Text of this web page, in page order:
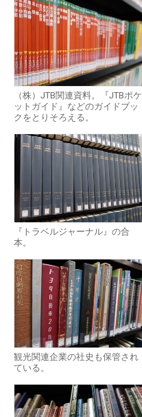
（株）JTB関連資料。『JTBポケ
ットガイド』などのガイドブッ
クをとりそろえる。
『トラベルジャーナル』の合
本。
観光関連企業の社史も保管され
ている。